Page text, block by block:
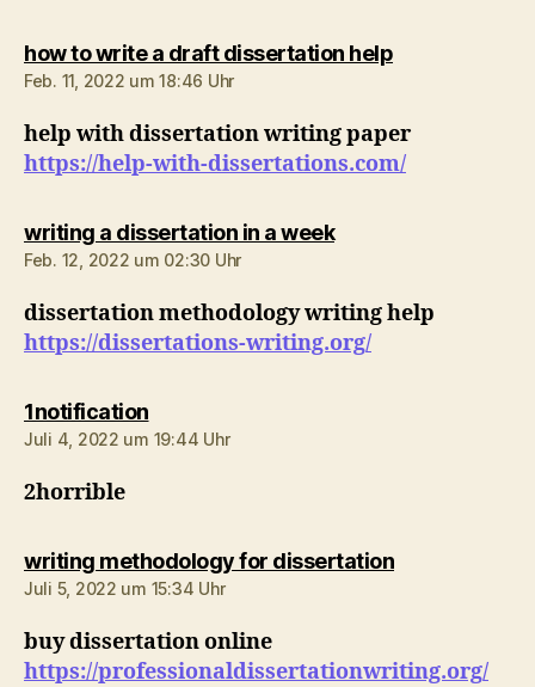
how to write a draft dissertation helpsagt:
Feb. 11, 2022 um 18:46 Uhr
help with dissertation writing paper
https://help-with-dissertations.com/
writing a dissertation in a weeksagt:
Feb. 12, 2022 um 02:30 Uhr
dissertation methodology writing help
https://dissertations-writing.org/
1notificationsagt:
Juli 4, 2022 um 19:44 Uhr
2horrible
writing methodology for dissertationsagt:
Juli 5, 2022 um 15:34 Uhr
buy dissertation online
https://professionaldissertationwriting.org/